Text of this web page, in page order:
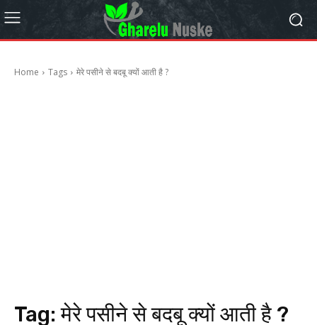
Home Tags मेरे पसीने से बदबू क्यों आती है ?
Tag:मेरे पसीने से बदबू क्यों आती है ?